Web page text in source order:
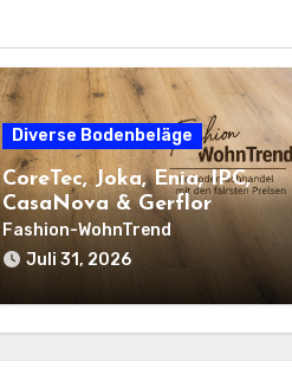
Diverse Bodenbeläge
CoreTec, Joka, Enia, IPC,
CasaNova & Gerflor
Fashion-WohnTrend
Juli 31, 2026